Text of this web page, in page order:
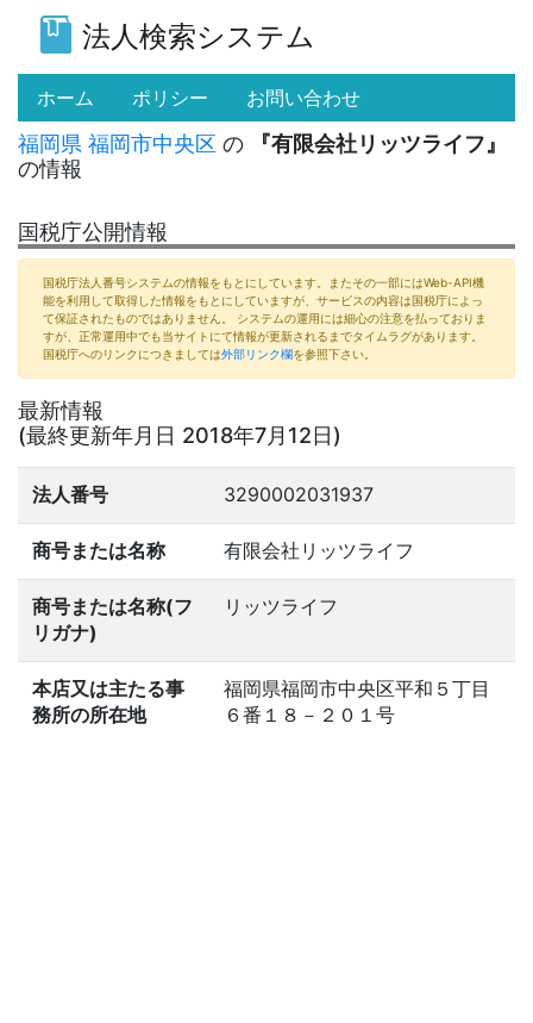
法人検索システム
ホーム (current)
ポリシー お問い合わせ
福岡県 福岡市中央区 の
『有限会社リッツライフ』
の情報
国税庁公開情報
国税庁法人番号システムの情報をもとにしています。またその一部にはWeb-API機
能を利用して取得した情報をもとにしていますが、サービスの内容は国税庁によっ
て保証されたものではありません。 システムの運用には細心の注意を払っておりま
すが、正常運用中でも当サイトにて情報が更新されるまでタイムラグがあります。
国税庁へのリンクにつきましては外部リンク欄を参照下さい。
最新情報
(最終更新年月日 2018年7月12日)
法人番号 3290002031937
商号または名称 有限会社リッツライフ
商号または名称(フ
リガナ)
リッツライフ
本店又は主たる事
務所の所在地
福岡県福岡市中央区平和５丁目
６番１８－２０１号